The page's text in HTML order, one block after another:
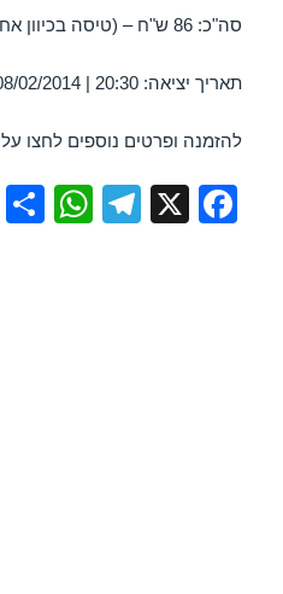
סה"כ: 86 ש"ח – (טיסה בכיוון אחד)
תאריך יציאה: 20:30 | 08/02/2014 / 17:10 | 08/02/2014
להזמנה ופרטים נוספים לחצו על
F
X
T
W